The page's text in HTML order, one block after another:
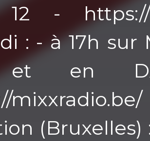
- https://
: - à 17h sur
en
(Bruxelles)